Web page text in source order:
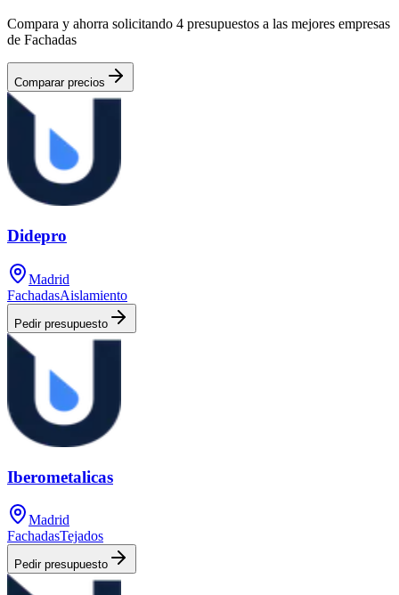
Compara y ahorra solicitando 4 presupuestos a las mejores empresas
de Fachadas
Comparar precios
Didepro
Madrid
FachadasAislamiento
Pedir presupuesto
Iberometalicas
Madrid
FachadasTejados
Pedir presupuesto